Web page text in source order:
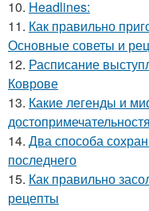
10. Headlines:
11. Как правильно
Основные советы и
12. Расписание
Коврове
13. Какие легенды и
14. Два способа
последнего
15. Как правильно
рецепты